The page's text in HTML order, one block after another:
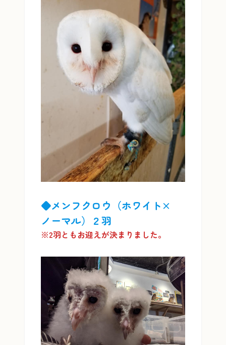
◆メンフクロウ（ホワイト×
ノーマル）２羽
※2羽ともお迎えが決まりました。